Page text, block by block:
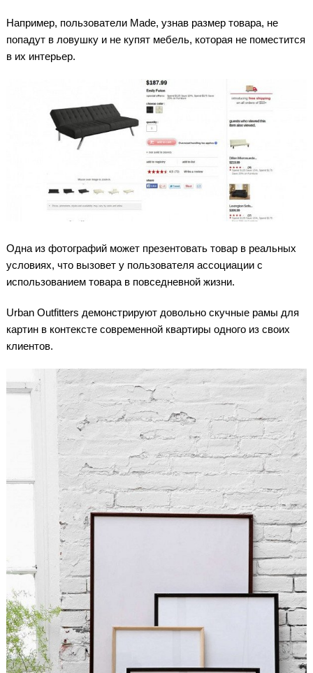
Например, пользователи Made, узнав размер товара, не
попадут в ловушку и не купят мебель, которая не поместится
в их интерьер.
Одна из фотографий может презентовать товар в реальных
условиях, что вызовет у пользователя ассоциации с
использованием товара в повседневной жизни.
Urban Outfitters демонстрируют довольно скучные рамы для
картин в контексте современной квартиры одного из своих
клиентов.